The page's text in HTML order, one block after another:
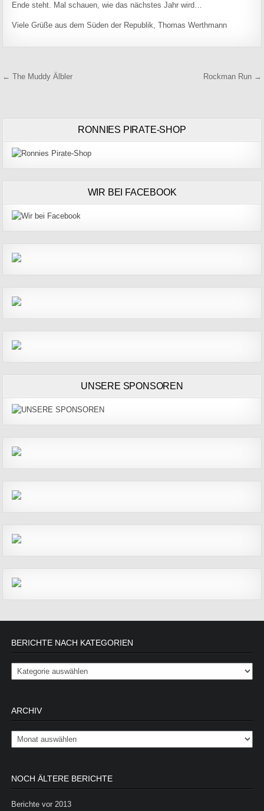
Ende steht. Mal schauen, wie das nächstes Jahr wird…
Viele Grüße aus dem Süden der Republik, Thomas Werthmann
Beitragsnavigation
← The Muddy Älbler Rockman Run →
RONNIES PIRATE-SHOP
WIR BEI FACEBOOK
UNSERE SPONSOREN
BERICHTE NACH KATEGORIEN
Berichte nach Kategorien
ARCHIV
Archiv
NOCH ÄLTERE BERICHTE
Berichte vor 2013